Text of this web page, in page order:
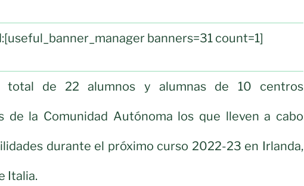
banners=31 count=1]
total de 22 alumnos y alumnas de 10 centros
de la Comunidad Autónoma los que lleven a cabo
durante el próximo curso 2022-23 en Irlanda,
Italia.